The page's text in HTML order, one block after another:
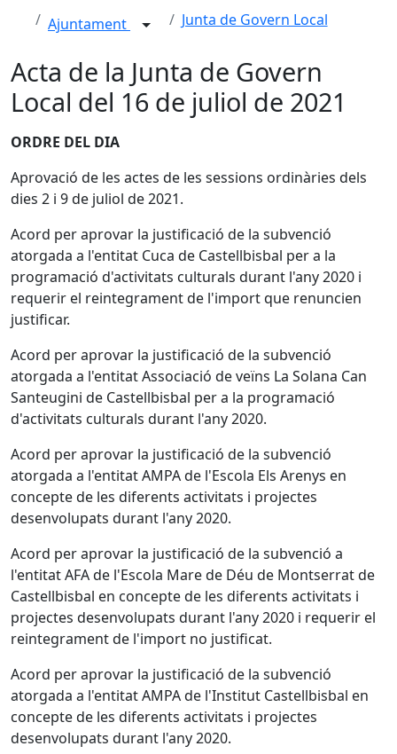
Ajuntament Junta de Govern Local
Acta de la Junta de Govern
Local del 16 de juliol de 2021
ORDRE DEL DIA
Aprovació de les actes de les sessions ordinàries dels
dies 2 i 9 de juliol de 2021.
Acord per aprovar la justificació de la subvenció
atorgada a l'entitat Cuca de Castellbisbal per a la
programació d'activitats culturals durant l'any 2020 i
requerir el reintegrament de l'import que renuncien
justificar.
Acord per aprovar la justificació de la subvenció
atorgada a l'entitat Associació de veïns La Solana Can
Santeugini de Castellbisbal per a la programació
d'activitats culturals durant l'any 2020.
Acord per aprovar la justificació de la subvenció
atorgada a l'entitat AMPA de l'Escola Els Arenys en
concepte de les diferents activitats i projectes
desenvolupats durant l'any 2020.
Acord per aprovar la justificació de la subvenció a
l'entitat AFA de l'Escola Mare de Déu de Montserrat de
Castellbisbal en concepte de les diferents activitats i
projectes desenvolupats durant l'any 2020 i requerir el
reintegrament de l'import no justificat.
Acord per aprovar la justificació de la subvenció
atorgada a l'entitat AMPA de l'Institut Castellbisbal en
concepte de les diferents activitats i projectes
desenvolupats durant l'any 2020.